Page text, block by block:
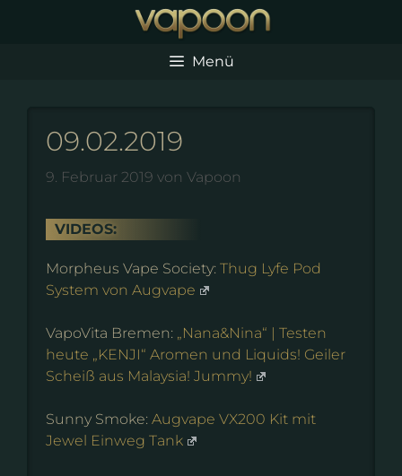
Menü
09.02.2019
9. Februar 2019 von Vapoon
VIDEOS:
Morpheus Vape Society: Thug Lyfe Pod
System von Augvape
VapoVita Bremen: „Nana&Nina“ | Testen
heute „KENJI“ Aromen und Liquids! Geiler
Scheiß aus Malaysia! Jummy!
Sunny Smoke: Augvape VX200 Kit mit
Jewel Einweg Tank